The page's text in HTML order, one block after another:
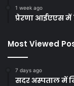
1 week ago
प्रेरणा आईएएस में
Most Viewed
7 days ago
सदर अस्पताल में